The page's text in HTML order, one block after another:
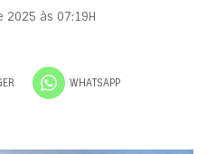
2025 às 07:19H
WHATSAPP